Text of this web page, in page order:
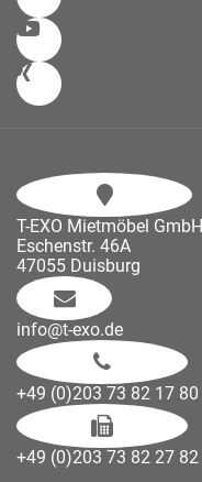
T-EXO Mietmöbel GmbH
Eschenstr. 46A
47055 Duisburg
info@t-exo.de
+49 (0)203 73 82 17 80
+49 (0)203 73 82 27 82